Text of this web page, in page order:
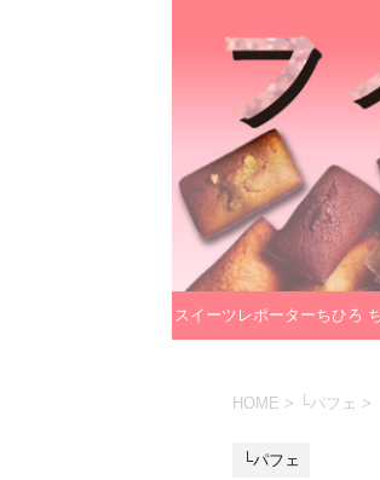
スイーツレポーターちひろ
HOME > └パフェ >
└パフェ